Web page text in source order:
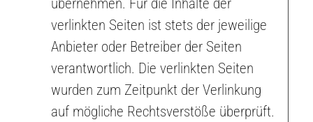
übernehmen. Für die Inhalte der
verlinkten Seiten ist stets der jeweilige
Anbieter oder Betreiber der Seiten
verantwortlich. Die verlinkten Seiten
wurden zum Zeitpunkt der Verlinkung
auf mögliche Rechtsverstöße überprüft.